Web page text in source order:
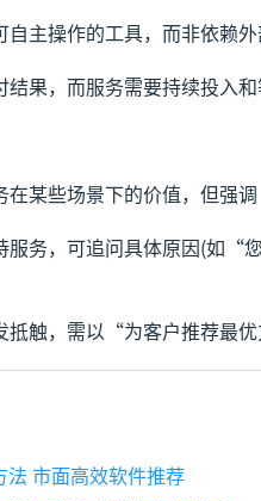
主操作的工具，而非依赖外
果，而服务需要持续投入和
在某些场景下的价值，但强
服务，可追问具体原因(如“
抵触，需以“为客户推荐最
法 市面高效软件推荐